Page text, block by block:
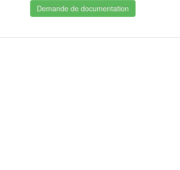
Demande de documentation